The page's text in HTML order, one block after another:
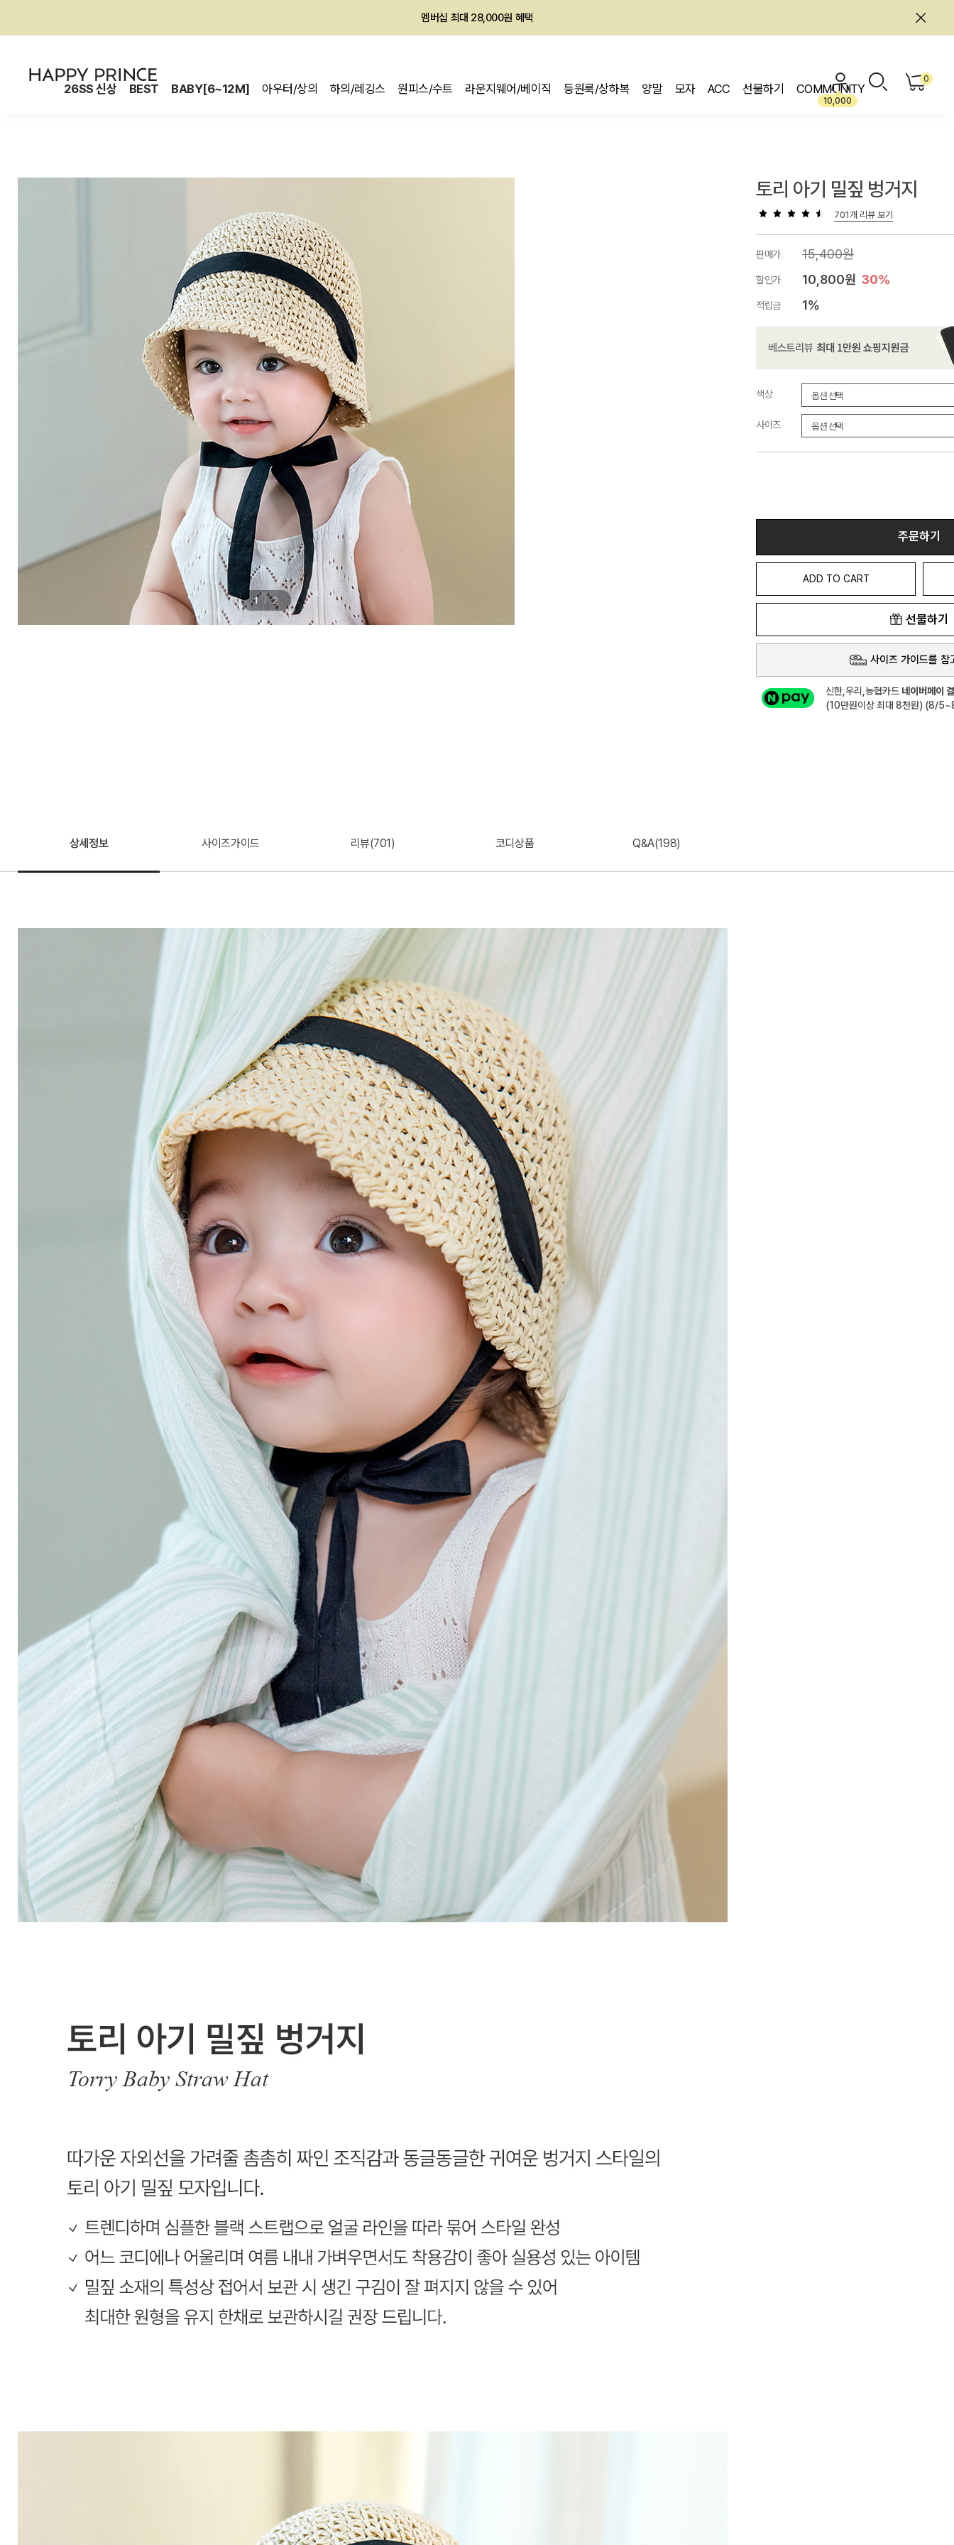
회원전용 아울렛, 가입하면 ~60% 할인!
26SS 신상 BEST BABY[6~12M] 아우터/상의 하의/레깅스 원피스/수트 라운지웨어/베이직 등원룩/상하복 양말 모자 ACC 선물하기 COMMUNITY
10,000
0
1 / 2
토리 아기 밀짚 벙거지
701개 리뷰 보기
판매가 15,400원
할인가 10,800원 30%
적립금 1%
색상
사이즈
주문하기
ADD TO CART
선물하기
사이즈 가이드를 참
신한,우리,농협카드 네이버페이
(10만원이상 최대 8천원) (8/
상세정보 사이즈가이드 리뷰(701) 코디상품 Q&A(198)